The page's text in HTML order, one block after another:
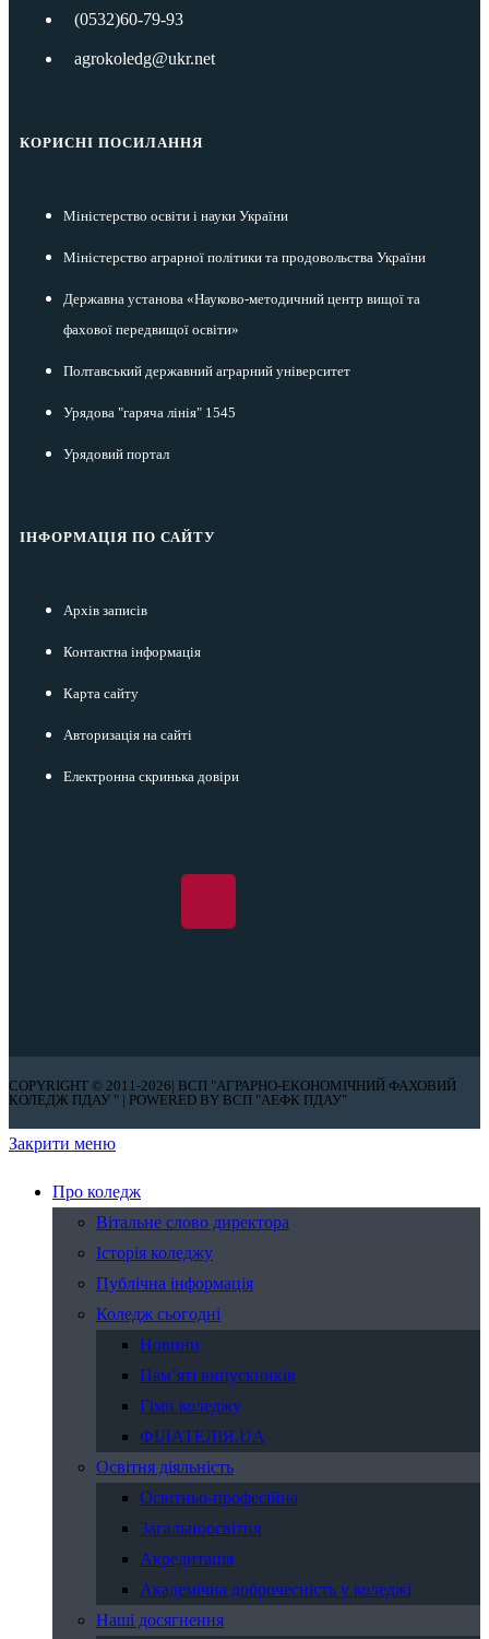
(0532)60-79-93
agrokoledg@ukr.net
КОРИСНІ ПОСИЛАННЯ
Міністерство освіти і науки України
Міністерство аграрної політики та продовольства України
Державна установа «Науково-методичний центр вищої та
фахової передвищої освіти»
Полтавський державний аграрний університет
Урядова "гаряча лінія" 1545
Урядовий портал
ІНФОРМАЦІЯ ПО САЙТУ
Архів записів
Контактна інформація
Карта сайту
Авторизація на сайті
Електронна скринька довіри
COPYRIGHT © 2011-2026| ВСП "АГРАРНО-ЕКОНОМІЧНИЙ ФАХОВИЙ
КОЛЕДЖ ПДАУ " | POWERED BY ВСП "АЕФК ПДАУ"
Закрити меню
Про коледж
Вітальне слово директора
Історія коледжу
Публічна інформація
Коледж сьогодні
Новини
Пам’яті випускників
Гімн коледжу
ФІЛАТЕЛІЯ.UA
Освітня діяльність
Освітньо-професійна
Загальноосвітня
Акредитація
Академічна доброчесність у коледжі
Наші досягнення